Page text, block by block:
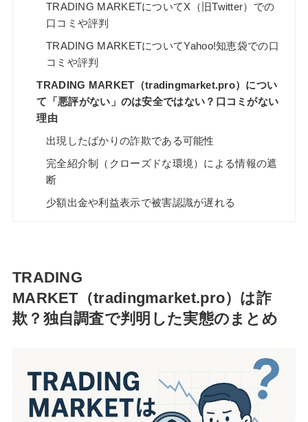
TRADING MARKETについてX（旧Twitter）での
口コミや評判
TRADING MARKETについてYahoo!知恵袋での口
コミや評判
TRADING MARKET（tradingmarket.pro）につい
て「悪評がない」のは安全ではない？口コミがない
理由
出現したばかりの詐欺である可能性
完全紹介制（クローズドな環境）による情報の遮
断
少額出金や利益表示で被害認識が遅れる
TRADING
MARKET（tradingmarket.pro）は詐
欺？独自調査で判明した実態のまとめ